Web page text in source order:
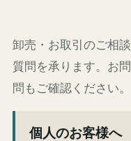
卸売・お取引のご相
質問を承ります。お
問もご確認ください。
個人のお客様へ